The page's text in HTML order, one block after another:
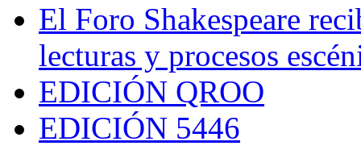
El Foro Shakespeare
lecturas y procesos
EDICIÓN QROO
EDICIÓN 5446